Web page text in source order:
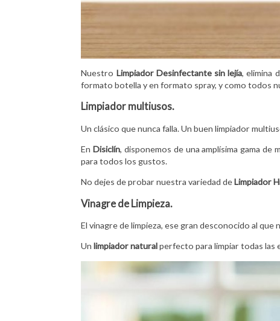
Nuestro Limpiador Desinfectante sin lejía, elimina
formato botella y en formato spray, y como todos
Limpiador multiusos.
Un clásico que nunca falla. Un buen limpiador
EnDisiclín, disponemos de una amplísima gama
para todos los gustos.
No dejes de probar nuestra variedad deLimpiador
Vinagre de Limpieza.
El vinagre de limpieza, ese gran desconocido al
Unlimpiador naturalperfecto para limpiar todas las